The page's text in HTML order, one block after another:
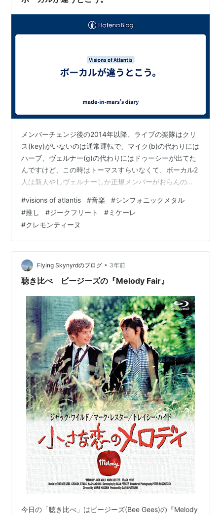
メンバーチェンジ後の2014年以降、ライブの楽隊はクリ
ス(key)がいないのは通常運転で、マイク(b)の代わりには
ハーブ、ヴェルナー(g)の代わりにはドゥーシーが出てた
んですけど、この時はトーマスすらいなくて、ボーカル2
人は新人やしヴェルナーしか正規メンバーがおらんのや
ってましたね…。ジークフリートのこういう歌い方も好
き。 同じ曲がミケーレになるとこう。声質もだけどクレ
モンティーヌと絡む動きが濃い。好きwww
#visions of atlantis #音楽 #シンフォニックメタル
#推し #ジークフリート #ミケーレ
#クレモンティーヌ
Flying Skynyrdのブログ • 3年前
聴き比べ ビージーズの『Melody Fair』
今日の「聴き比べ」はビージーズ(Bee Gees)の『Melody